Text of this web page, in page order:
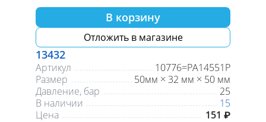
В корзину
Отложить в магазине
13432
Артикул
10776=PA14551P
Размер
50мм × 32 мм × 50 мм
Давление, бар
25
В наличии
15
Цена
151 ₽